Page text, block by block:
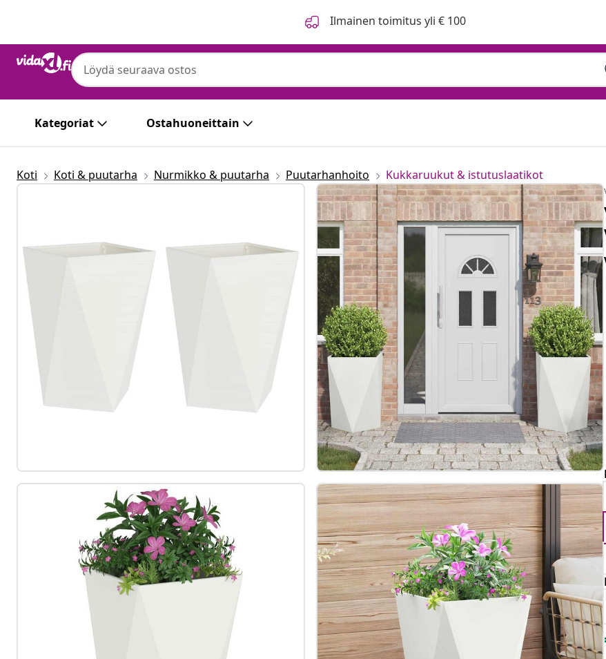
Ilmainen toimitus yli € 100
Kategoriat Ostahuoneittain
Koti Koti & puutarha Nurmikko & puutarha Puutarhanhoito Kukkaruukut & istutuslaatikot